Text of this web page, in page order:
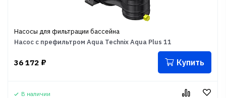
Насосы для фильтрации бассейна
Насос с префильтром Aqua Technix Aqua Plus 11
36 172 ₽ Купить
В наличии